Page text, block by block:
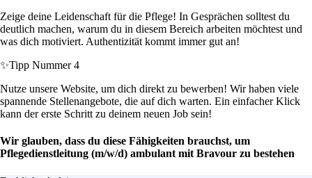
Zeige deine Leidenschaft für die Pflege! In Gesprächen solltest du
deutlich machen, warum du in diesem Bereich arbeiten möchtest und
was dich motiviert. Authentizität kommt immer gut an!
✨Tipp Nummer 4
Nutze unsere Website, um dich direkt zu bewerben! Wir haben viele
spannende Stellenangebote, die auf dich warten. Ein einfacher Klick
kann der erste Schritt zu deinem neuen Job sein!
Wir glauben, dass du diese Fähigkeiten brauchst, um
Pflegedienstleitung (m/w/d) ambulant mit Bravour zu bestehen